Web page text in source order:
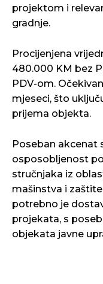
projektom i
gradnje.
Procijenjena
480.000 KM bez
PDV-om.
mjeseci, što
prijema objekta.
Poseban akcenat
osposobljenost
stručnjaka iz
mašinstva i
potrebno je
projekata, s
objekata javne